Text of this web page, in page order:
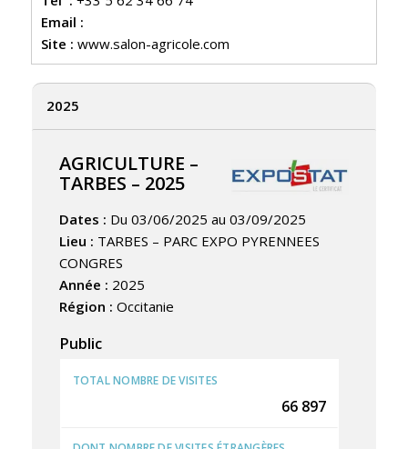
Email :
Site : www.salon-agricole.com
2025
AGRICULTURE –
TARBES – 2025
Dates : Du 03/06/2025 au 03/09/2025
Lieu : TARBES – PARC EXPO PYRENNEES
CONGRES
Année : 2025
Région : Occitanie
Public
TOTAL NOMBRE DE VISITES
66 897